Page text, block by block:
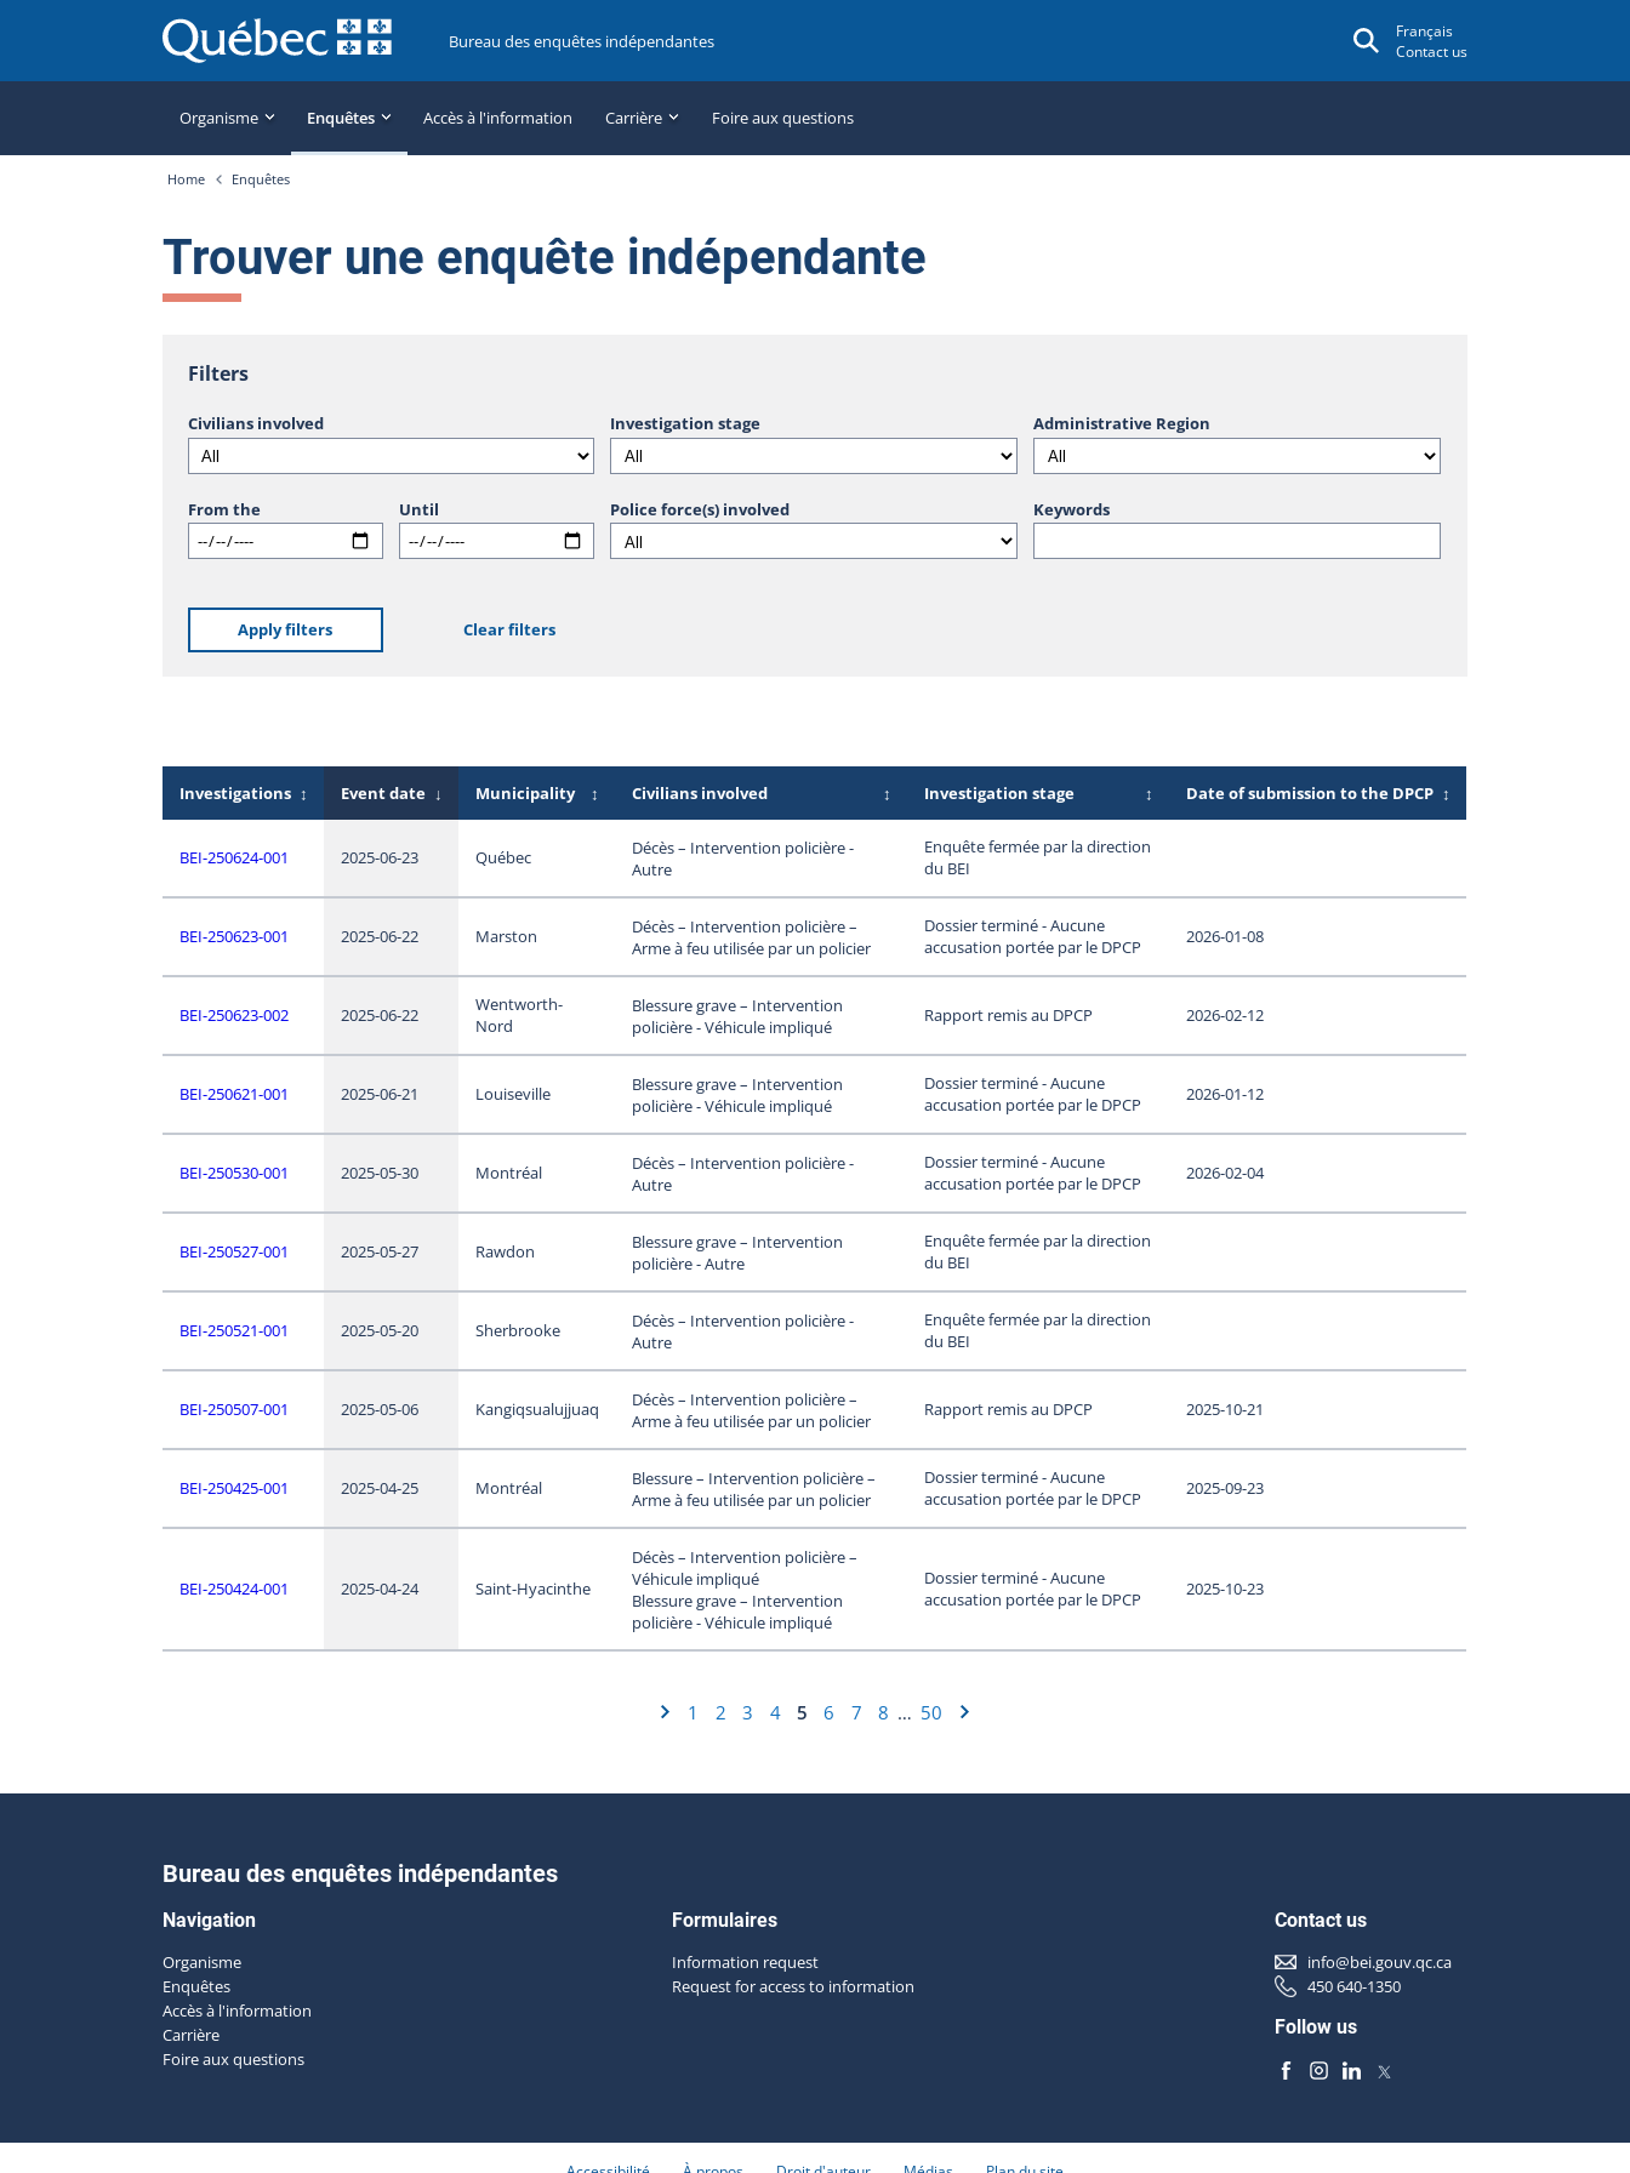
Bureau des enquêtes indépendantes
Français
Contact us
Organisme Enquêtes Accès à l'information Carrière Foire aux questions
Home Enquêtes
Trouver une enquête indépendante
Filters
Civilians involved Investigation stage Administrative Region
From the Until Police force(s) involved Keywords
Apply filters Clear filters
Investigations ↕ Event date ↓ Municipality ↕ Civilians involved ↕ Investigation stage ↕ Date of submission to the DPCP ↕
BEI-250624-001 2025-06-23 Québec
Décès – Intervention policière -
Autre
Enquête fermée par la direction
du BEI
BEI-250623-001 2025-06-22 Marston
Décès – Intervention policière –
Arme à feu utilisée par un policier
Dossier terminé - Aucune
accusation portée par le DPCP
2026-01-08
BEI-250623-002 2025-06-22
Wentworth-
Nord
Blessure grave – Intervention
policière - Véhicule impliqué
Rapport remis au DPCP 2026-02-12
BEI-250621-001 2025-06-21 Louiseville
Blessure grave – Intervention
policière - Véhicule impliqué
Dossier terminé - Aucune
accusation portée par le DPCP
2026-01-12
BEI-250530-001 2025-05-30 Montréal
Décès – Intervention policière -
Autre
Dossier terminé - Aucune
accusation portée par le DPCP
2026-02-04
BEI-250527-001 2025-05-27 Rawdon
Blessure grave – Intervention
policière - Autre
Enquête fermée par la direction
du BEI
BEI-250521-001 2025-05-20 Sherbrooke
Décès – Intervention policière -
Autre
Enquête fermée par la direction
du BEI
BEI-250507-001 2025-05-06 Kangiqsualujjuaq
Décès – Intervention policière –
Arme à feu utilisée par un policier
Rapport remis au DPCP 2025-10-21
BEI-250425-001 2025-04-25 Montréal
Blessure – Intervention policière –
Arme à feu utilisée par un policier
Dossier terminé - Aucune
accusation portée par le DPCP
2025-09-23
BEI-250424-001 2025-04-24 Saint-Hyacinthe
Décès – Intervention policière –
Véhicule impliqué
Blessure grave – Intervention
policière - Véhicule impliqué
Dossier terminé - Aucune
accusation portée par le DPCP
2025-10-23
1 2 3 4 5 6 7 8 … 50
Bureau des enquêtes indépendantes
Navigation
Organisme
Enquêtes
Accès à l'information
Carrière
Foire aux questions
Formulaires
Information request
Request for access to information
Contact us
info@bei.gouv.qc.ca
450 640-1350
Follow us